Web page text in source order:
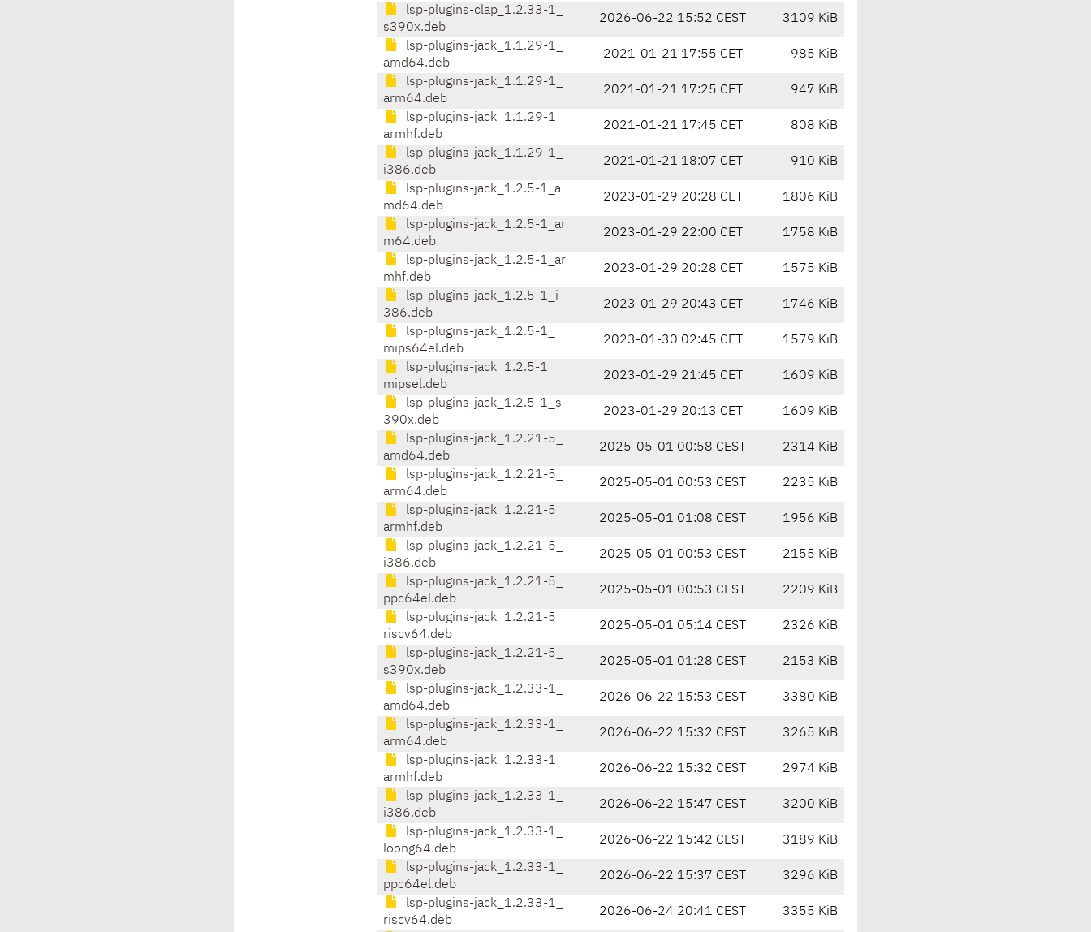
lsp-plugins-clap_1.2.33-1_
s390x.deb
2026-06-22 15:52 CEST 3109 KiB
lsp-plugins-jack_1.1.29-1_
amd64.deb
2021-01-21 17:55 CET 985 KiB
lsp-plugins-jack_1.1.29-1_
arm64.deb
2021-01-21 17:25 CET 947 KiB
lsp-plugins-jack_1.1.29-1_
armhf.deb
2021-01-21 17:45 CET 808 KiB
lsp-plugins-jack_1.1.29-1_
i386.deb
2021-01-21 18:07 CET 910 KiB
lsp-plugins-jack_1.2.5-1_a
md64.deb
2023-01-29 20:28 CET 1806 KiB
lsp-plugins-jack_1.2.5-1_ar
m64.deb
2023-01-29 22:00 CET 1758 KiB
lsp-plugins-jack_1.2.5-1_ar
mhf.deb
2023-01-29 20:28 CET 1575 KiB
lsp-plugins-jack_1.2.5-1_i
386.deb
2023-01-29 20:43 CET 1746 KiB
lsp-plugins-jack_1.2.5-1_
mips64el.deb
2023-01-30 02:45 CET 1579 KiB
lsp-plugins-jack_1.2.5-1_
mipsel.deb
2023-01-29 21:45 CET 1609 KiB
lsp-plugins-jack_1.2.5-1_s
390x.deb
2023-01-29 20:13 CET 1609 KiB
lsp-plugins-jack_1.2.21-5_
amd64.deb
2025-05-01 00:58 CEST 2314 KiB
lsp-plugins-jack_1.2.21-5_
arm64.deb
2025-05-01 00:53 CEST 2235 KiB
lsp-plugins-jack_1.2.21-5_
armhf.deb
2025-05-01 01:08 CEST 1956 KiB
lsp-plugins-jack_1.2.21-5_
i386.deb
2025-05-01 00:53 CEST 2155 KiB
lsp-plugins-jack_1.2.21-5_
ppc64el.deb
2025-05-01 00:53 CEST 2209 KiB
lsp-plugins-jack_1.2.21-5_
riscv64.deb
2025-05-01 05:14 CEST 2326 KiB
lsp-plugins-jack_1.2.21-5_
s390x.deb
2025-05-01 01:28 CEST 2153 KiB
lsp-plugins-jack_1.2.33-1_
amd64.deb
2026-06-22 15:53 CEST 3380 KiB
lsp-plugins-jack_1.2.33-1_
arm64.deb
2026-06-22 15:32 CEST 3265 KiB
lsp-plugins-jack_1.2.33-1_
armhf.deb
2026-06-22 15:32 CEST 2974 KiB
lsp-plugins-jack_1.2.33-1_
i386.deb
2026-06-22 15:47 CEST 3200 KiB
lsp-plugins-jack_1.2.33-1_
loong64.deb
2026-06-22 15:42 CEST 3189 KiB
lsp-plugins-jack_1.2.33-1_
ppc64el.deb
2026-06-22 15:37 CEST 3296 KiB
lsp-plugins-jack_1.2.33-1_
riscv64.deb
2026-06-24 20:41 CEST 3355 KiB